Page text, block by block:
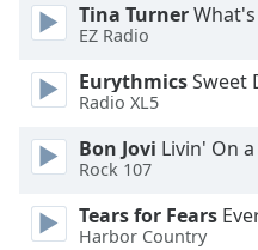
Text
Background
Color
Opacity
Caption
Tina Turner
EZ Radio
EurythmicsSweet
Radio XL5
Bon Jovi Livin' On
Rock 107
Tears for Fears
Harbor Country